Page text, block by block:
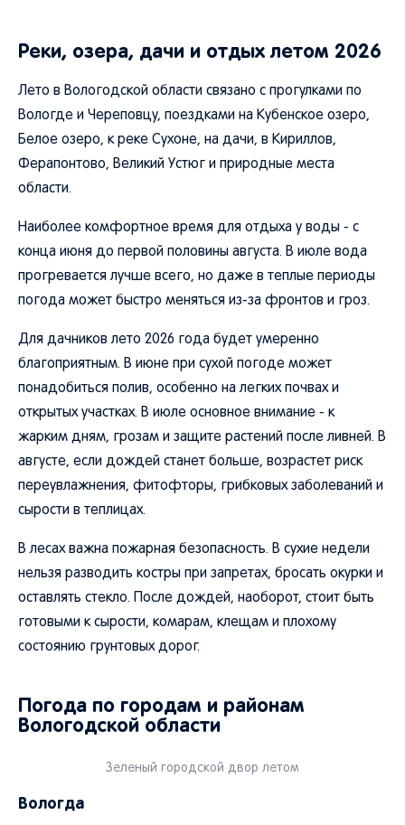
Реки, озера, дачи и отдых летом 2026
Лето в Вологодской области связано с прогулками по
Вологде и Череповцу, поездками на Кубенское озеро,
Белое озеро, к реке Сухоне, на дачи, в Кириллов,
Ферапонтово, Великий Устюг и природные места
области.
Наиболее комфортное время для отдыха у воды - с
конца июня до первой половины августа. В июле вода
прогревается лучше всего, но даже в теплые периоды
погода может быстро меняться из-за фронтов и гроз.
Для дачников лето 2026 года будет умеренно
благоприятным. В июне при сухой погоде может
понадобиться полив, особенно на легких почвах и
открытых участках. В июле основное внимание - к
жарким дням, грозам и защите растений после ливней. В
августе, если дождей станет больше, возрастет риск
переувлажнения, фитофторы, грибковых заболеваний и
сырости в теплицах.
В лесах важна пожарная безопасность. В сухие недели
нельзя разводить костры при запретах, бросать окурки и
оставлять стекло. После дождей, наоборот, стоит быть
готовыми к сырости, комарам, клещам и плохому
состоянию грунтовых дорог.
Погода по городам и районам
Вологодской области
Зеленый городской двор летом
Вологда